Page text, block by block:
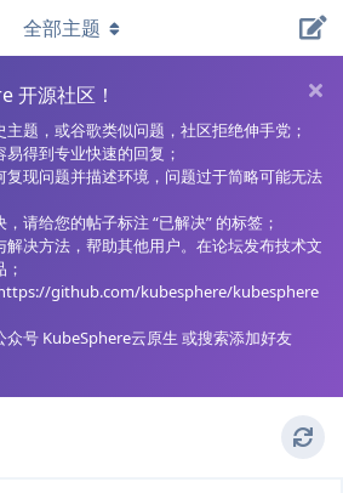
开源社区！
题，或谷歌类似问题，社区拒绝伸手党；
得到专业快速的回复；
复现问题并描述环境，问题过于简略可能无法
请给您的帖子标注 “已解决” 的标签；
解决方法，帮助其他用户。在论坛发布技术文
github.com/kubesphere/kubesphere
众号 KubeSphere云原生 或搜索添加好友
全部主题